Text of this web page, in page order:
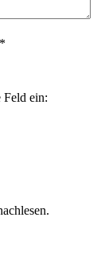
Feld ein: